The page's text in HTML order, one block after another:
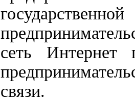
сеть Интернет
связи.